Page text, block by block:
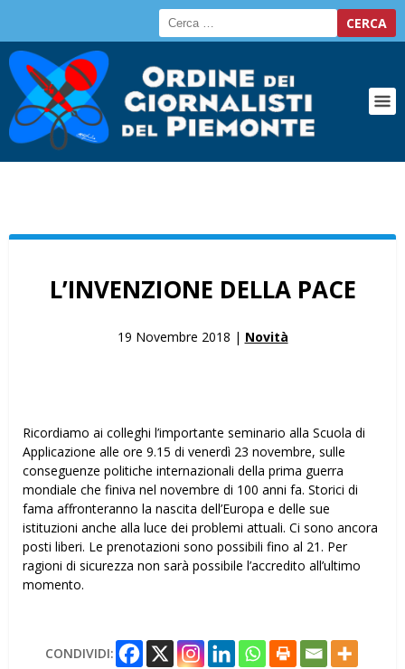
L’INVENZIONE DELLA PACE
19 Novembre 2018 | Novità
Ricordiamo ai colleghi l’importante seminario alla Scuola di
Applicazione alle ore 9.15 di venerdì 23 novembre, sulle
conseguenze politiche internazionali della prima guerra
mondiale che finiva nel novembre di 100 anni fa. Storici di
fama affronteranno la nascita dell’Europa e delle sue
istituzioni anche alla luce dei problemi attuali. Ci sono ancora
posti liberi. Le prenotazioni sono possibili fino al 21. Per
ragioni di sicurezza non sarà possibile l’accredito all’ultimo
momento.
CONDIVIDI: